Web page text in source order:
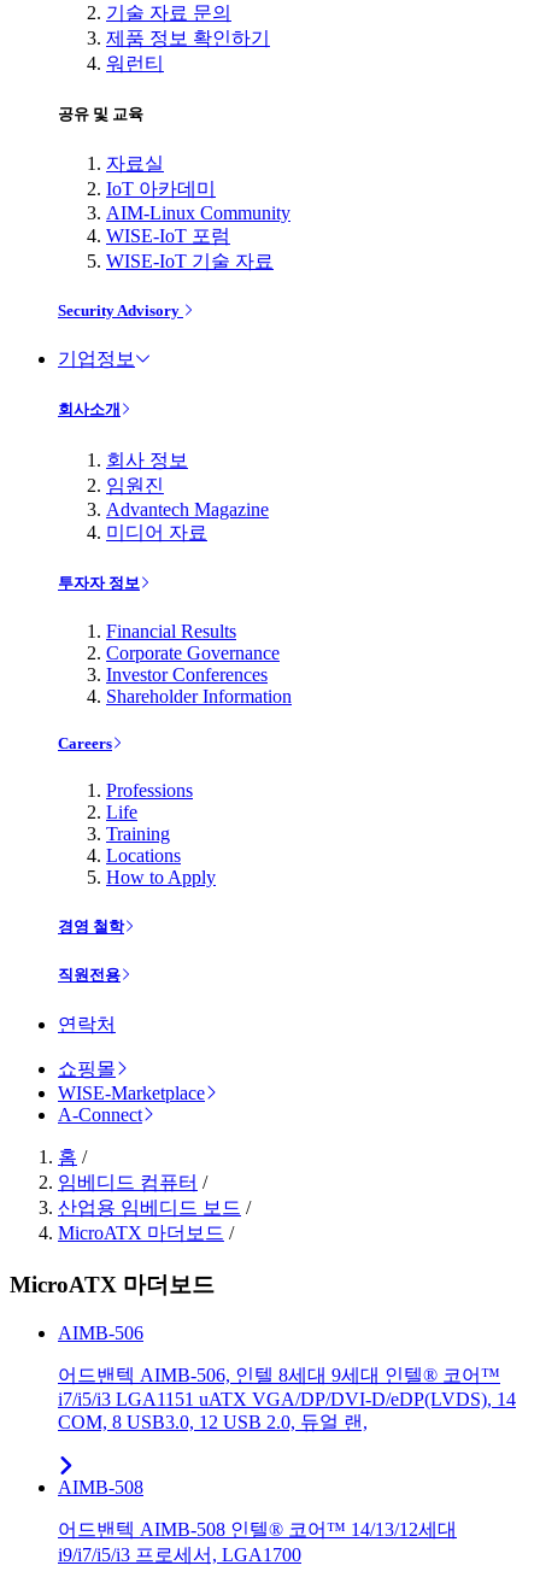
기술 자료 문의
제품 정보 확인하기
워런티
공유 및 교육
자료실
IoT 아카데미
AIM-Linux Community
WISE-IoT 포럼
WISE-IoT 기술 자료
Security Advisory
기업정보
회사소개
회사 정보
임원진
Advantech Magazine
미디어 자료
투자자 정보
Financial Results
Corporate Governance
Investor Conferences
Shareholder Information
Careers
Professions
Life
Training
Locations
How to Apply
경영 철학
직원전용
연락처
쇼핑몰
WISE-Marketplace
A-Connect
홈 /
임베디드 컴퓨터 /
산업용 임베디드 보드 /
MicroATX 마더보드 /
MicroATX 마더보드
AIMB-506
어드밴텍 AIMB-506, 인텔 8세대 9세대 인텔® 코어™
i7/i5/i3 LGA1151 uATX VGA/DP/DVI-D/eDP(LVDS), 14
COM, 8 USB3.0, 12 USB 2.0, 듀얼 랜,
AIMB-508
어드밴텍 AIMB-508 인텔® 코어™ 14/13/12세대
i9/i7/i5/i3 프로세서, LGA1700